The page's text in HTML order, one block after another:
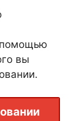
помощью
вы